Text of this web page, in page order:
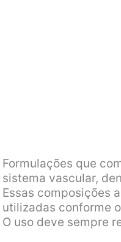
Formulações que
sistema vascular,
Essas composições
utilizadas conforme
O uso deve sempre